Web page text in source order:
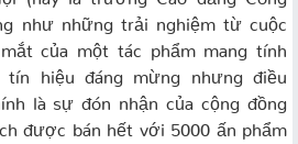
như những trải nghiệm từ cuộc
của một tác phẩm mang tính
tín hiệu đáng mừng nhưng điều
là sự đón nhận của cộng đồng
được bán hết với 5000 ấn phẩm